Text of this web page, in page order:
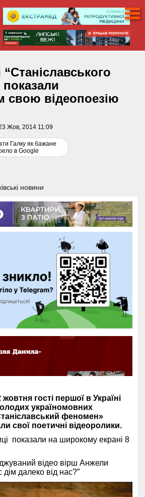
свою відеопоезію
Жов, 2014 11:09
Галку як бажане
в Google
новини
гості першої в Україні
україномовних
феномен»
свої поетичні відеоролики.
показали на широкому екрані 8
відео вірш Анжели
дім далеко від нас?”